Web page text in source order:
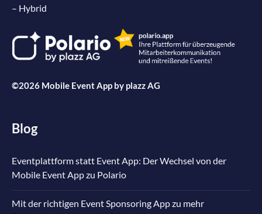
– Hybrid
©2026 Mobile Event App by plazz AG
Blog
Eventplattform statt Event App: Der Wechsel von der
Mobile Event App zu Polario
Mit der richtigen Event Sponsoring App zu mehr